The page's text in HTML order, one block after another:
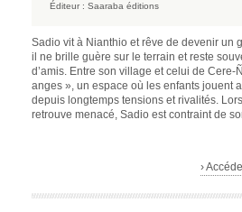
Éditeur : Saaraba éditions
Sadio vit à Nianthio et rêve de devenir un
il ne brille guère sur le terrain et reste
d’amis. Entre son village et celui de Cere-
anges », un espace où les enfants jouent
depuis longtemps tensions et rivalités.
retrouve menacé, Sadio est contraint de
›